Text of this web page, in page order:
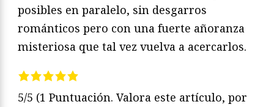
posibles en paralelo, sin desgarros
románticos pero con una fuerte añoranza
misteriosa que tal vez vuelva a acercarlos.
5/5 (1 Puntuación. Valora este artículo, por